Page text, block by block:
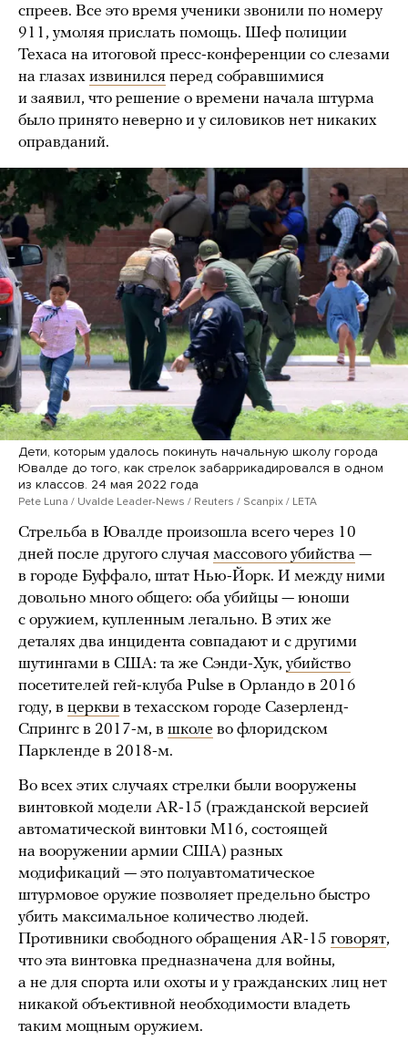
спреев. Все это время ученики звонили по номеру
911, умоляя прислать помощь. Шеф полиции
Техаса на итоговой пресс-конференции со слезами
на глазах извинился перед собравшимися
и заявил, что решение о времени начала штурма
было принято неверно и у силовиков нет никаких
оправданий.
Дети, которым удалось покинуть начальную школу города
Ювалде до того, как стрелок забаррикадировался в одном
из классов. 24 мая 2022 года
Pete Luna / Uvalde Leader-News / Reuters / Scanpix / LETA
Стрельба в Ювалде произошла всего через 10
дней после другого случая массового убийства —
в городе Буффало, штат Нью-Йорк. И между ними
довольно много общего: оба убийцы — юноши
с оружием, купленным легально. В этих же
деталях два инцидента совпадают и с другими
шутингами в США: та же Сэнди-Хук, убийство
посетителей гей-клуба Pulse в Орландо в 2016
году, в церкви в техасском городе Сазерленд-
Спрингс в 2017-м, в школе во флоридском
Паркленде в 2018-м.
Во всех этих случаях стрелки были вооружены
винтовкой модели AR-15 (гражданской версией
автоматической винтовки M16, состоящей
на вооружении армии США) разных
модификаций — это полуавтоматическое
штурмовое оружие позволяет предельно быстро
убить максимальное количество людей.
Противники свободного обращения AR-15 говорят,
что эта винтовка предназначена для войны,
а не для спорта или охоты и у гражданских лиц нет
никакой объективной необходимости владеть
таким мощным оружием.